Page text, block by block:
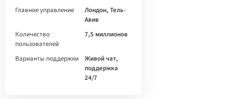
Главное управление
Лондон, Тель-
Авив
Количество
пользователей
7,5 миллионов
Варианты поддержки
Живой чат,
поддержка
24/7